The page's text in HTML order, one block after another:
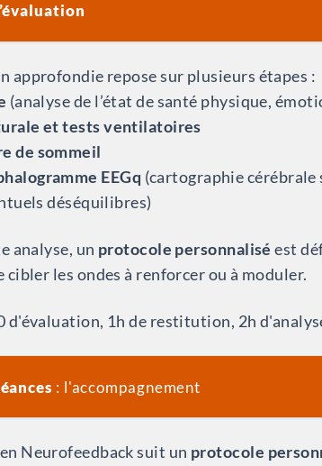
approfondie repose sur plusieurs étapes :
(analyse de l’état de santé physique,
et tests ventilatoires
de sommeil
EEGq (cartographie
déséquilibres)
analyse, un protocole personnalisé est
cibler les ondes à renforcer ou à moduler.
d'évaluation, 1h de restitution, 2h
: l'accompagnement
Neurofeedback suit un protocole